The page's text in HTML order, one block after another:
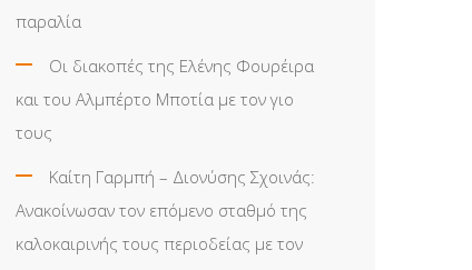
παραλία
Οι διακοπές της Ελένης Φουρέιρα
και του Αλμπέρτο Μποτία με τον γιο
τους
Καίτη Γαρμπή – Διονύσης Σχοινάς:
Ανακοίνωσαν τον επόμενο σταθμό της
καλοκαιρινής τους περιοδείας με τον